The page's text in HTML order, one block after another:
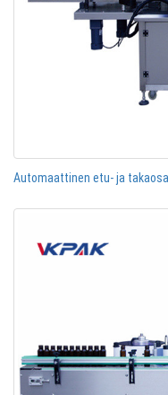
Automaattinen etu- ja